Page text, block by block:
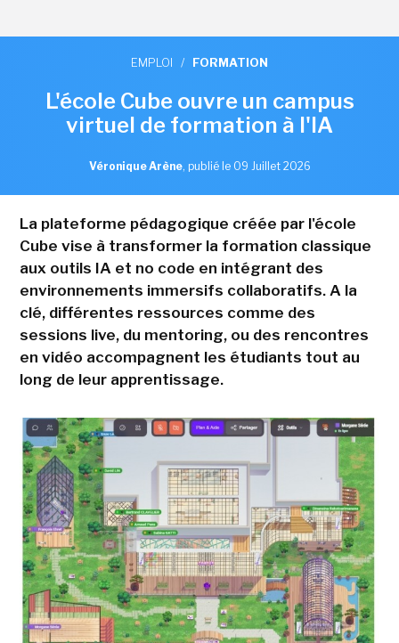
EMPLOI / FORMATION
L'école Cube ouvre un campus
virtuel de formation à l'IA
Véronique Arène, publié le 09 Juillet 2026
La plateforme pédagogique créée par l'école
Cube vise à transformer la formation classique
aux outils IA et no code en intégrant des
environnements immersifs collaboratifs. A la
clé, différentes ressources comme des
sessions live, du mentoring, ou des rencontres
en vidéo accompagnent les étudiants tout au
long de leur apprentissage.